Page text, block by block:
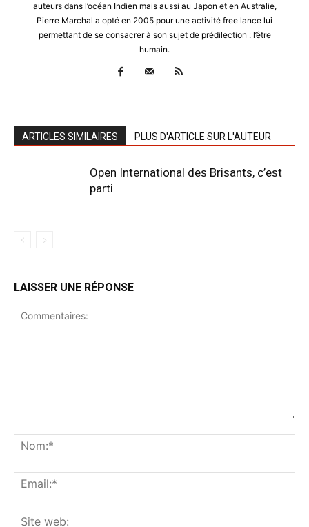
auteurs dans l’océan Indien mais aussi au Japon et en Australie,
Pierre Marchal a opté en 2005 pour une activité free lance lui
permettant de se consacrer à son sujet de prédilection : l’être
humain.
ARTICLES SIMILAIRES PLUS D'ARTICLE SUR L'AUTEUR
Open International des Brisants, c’est
parti
LAISSER UNE RÉPONSE